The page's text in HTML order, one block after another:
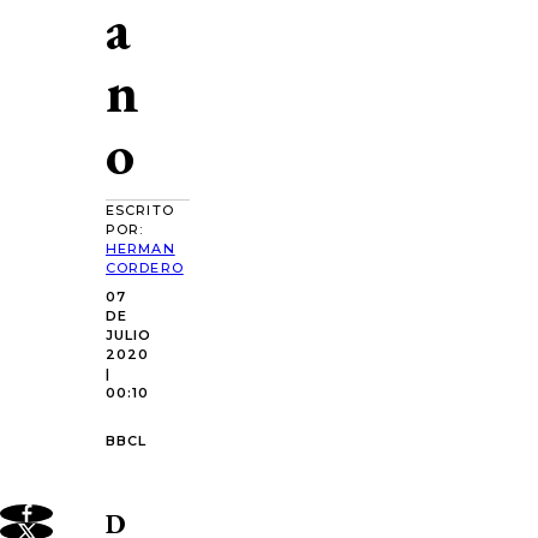
a
n
o
ESCRITO
POR:
HERMAN
CORDERO
07
DE
JULIO
2020
|
00:10
BBCL
D